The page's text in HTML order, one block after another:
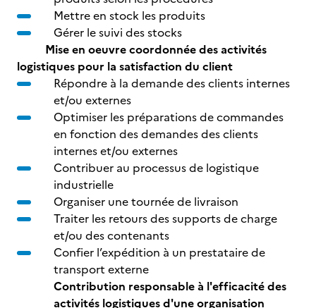
Mettre en stock les produits
Gérer le suivi des stocks
Mise en oeuvre coordonnée des activités
logistiques pour la satisfaction du client
Répondre à la demande des clients internes
et/ou externes
Optimiser les préparations de commandes
en fonction des demandes des clients
internes et/ou externes
Contribuer au processus de logistique
industrielle
Organiser une tournée de livraison
Traiter les retours des supports de charge
et/ou des contenants
Confier l’expédition à un prestataire de
transport externe
Contribution responsable à l'efficacité des
activités logistiques d'une organisation